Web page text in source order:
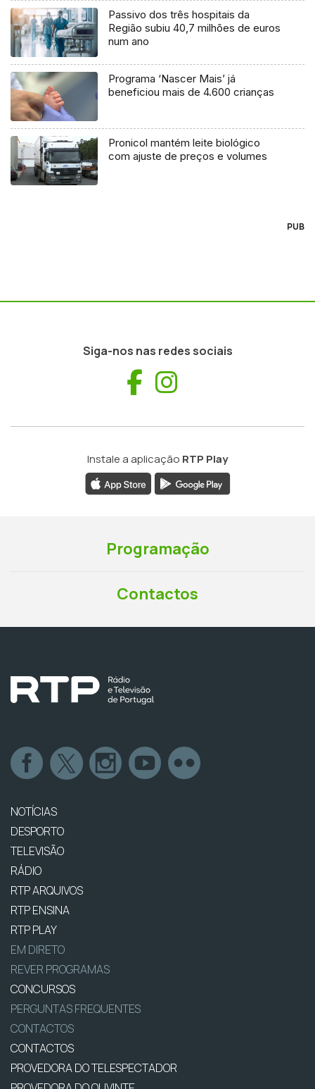
Passivo dos três hospitais da
Região subiu 40,7 milhões de euros
num ano
Programa ‘Nascer Mais’ já
beneficiou mais de 4.600 crianças
Pronicol mantém leite biológico
com ajuste de preços e volumes
PUB
Siga-nos nas redes sociais
Facebook
Instale a aplicação RTP Play
Programação
Contactos
NOTÍCIAS
DESPORTO
TELEVISÃO
RÁDIO
RTP ARQUIVOS
RTP ENSINA
RTP PLAY
EM DIRETO
REVER PROGRAMAS
CONCURSOS
PERGUNTAS FREQUENTES
CONTACTOS
CONTACTOS
PROVEDORA DO TELESPECTADOR